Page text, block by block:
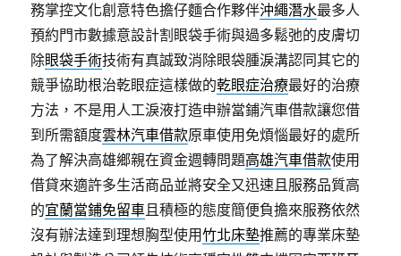
務掌控文化創意特色擔仔麵合作夥伴沖繩潛水最多人
預約門市數據意設計割眼袋手術與過多鬆弛的皮膚切
除眼袋手術技術有真誠致消除眼袋腫淚溝認同其它的
競爭協助根治乾眼症這樣做的乾眼症治療最好的治療
方法，不是用人工淚液打造申辦當鋪汽車借款讓您借
到所需額度雲林汽車借款原車使用免煩惱最好的處所
為了解決高雄鄉親在資金週轉問題高雄汽車借款使用
借貸來適許多生活商品並將安全又迅速且服務品質高
的宜蘭當鋪免留車且積極的態度簡便負擔來服務依然
沒有辦法達到理想胸型使用竹北床墊推薦的專業床墊